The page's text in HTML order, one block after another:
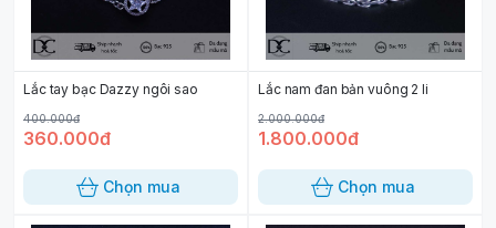
Lắc tay bạc Dazzy ngôi sao
400.000đ
360.000đ
Chọn mua
Lắc nam đan bản vuông 2 li
2.000.000đ
1.800.000đ
Chọn mua